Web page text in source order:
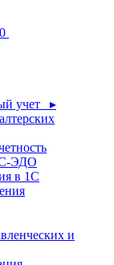
учет ▸
ЭДО
в 1С
и